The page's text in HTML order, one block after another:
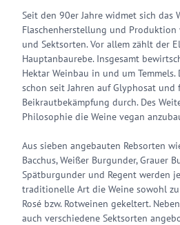
Seit den 90er Jahre widmet sich das
Flaschenherstellung und Produktion
und Sektsorten. Vor allem zählt der
Hauptanbaurebe. Insgesamt
Hektar Weinbau in und um
schon seit Jahren auf Glyphosat und
Beikrautbekämpfung durch. Des
Philosophie die Weine vegan
Aus sieben angebauten Rebsorten
Bacchus, Weißer Burgunder, Grauer
Spätburgunder und Regent werden
traditionelle Art die Weine sowohl
Rosé bzw. Rotweinen gekeltert.
auch verschiedene Sektsorten